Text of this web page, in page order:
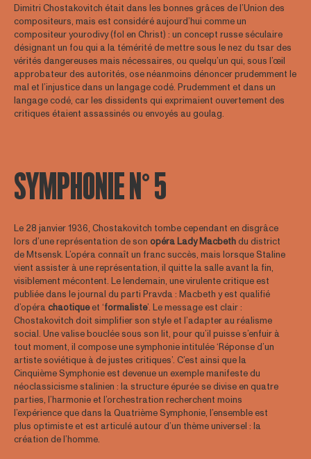
Dimitri Chostakovitch était dans les bonnes grâces de l’Union des
compositeurs, mais est considéré aujourd’hui comme un
compositeur yourodivy (fol en Christ) : un concept russe séculaire
désignant un fou qui a la témérité de mettre sous le nez du tsar des
vérités dangereuses mais nécessaires, ou quelqu’un qui, sous l’œil
approbateur des autorités, ose néanmoins dénoncer prudemment le
mal et l’injustice dans un langage codé. Prudemment et dans un
langage codé, car les dissidents qui exprimaient ouvertement des
critiques étaient assassinés ou envoyés au goulag.
SYMPHONIE N° 5
Le 28 janvier 1936, Chostakovitch tombe cependant en disgrâce
lors d’une représentation de son opéra Lady Macbethdu district
de Mtsensk. L’opéra connaît un franc succès, mais lorsque Staline
vient assister à une représentation, il quitte la salle avant la fin,
visiblement mécontent. Le lendemain, une virulente critique est
publiée dans le journal du parti Pravda : Macbeth y est qualifié
d’opérachaotiqueet ‘formaliste’. Le message est clair :
Chostakovitch doit simplifier son style et l’adapter au réalisme
social. Une valise bouclée sous son lit, pour qu’il puisse s’enfuir à
tout moment, il compose une symphonie intitulée ‘Réponse d’un
artiste soviétique à de justes critiques’. C’est ainsi que la
Cinquième Symphonie est devenue un exemple manifeste du
néoclassicisme stalinien : la structure épurée se divise en quatre
parties, l’harmonie et l’orchestration recherchent moins
l’expérience que dans la Quatrième Symphonie, l’ensemble est
plus optimiste et est articulé autour d’un thème universel : la
création de l’homme.